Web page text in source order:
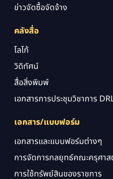
ข่าวจัดซื้อจัดจ้าง
คลังสื่อ
โลโก้
วิดิทัศน์
สื่อสิ่งพิมพ์
เอกสารการประชุมวิชาการ
เอกสาร/แบบฟอร์ม
เอกสารและแบบฟอร์มต่างๆ
การจัดการกลยุทธ์คณะครุศา
การใช้ทรัพย์สินของราชการ